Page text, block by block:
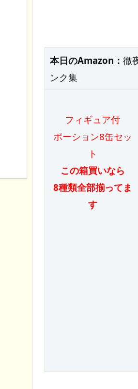
本日のAmazon： 徹
ンク集
フィギュア付
ポーション8缶セッ
ト
この箱買いなら
8種類全部揃ってま
す